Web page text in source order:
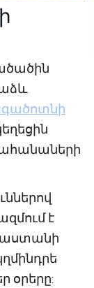
է
օրերը: